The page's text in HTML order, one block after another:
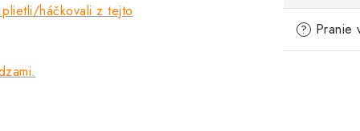
háčkovali z tejto
? Pranie